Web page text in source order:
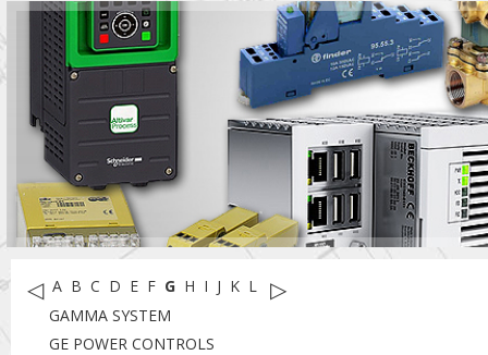
◁ A B C D E F G H I J K L M
▷
GAMMA SYSTEM
GE POWER CONTROLS